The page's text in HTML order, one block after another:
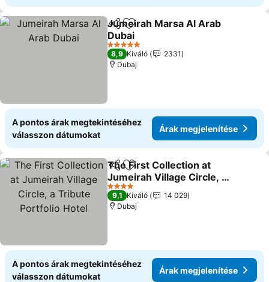
MegosztásHozzáadás a kedvencekhez
Jumeirah Marsa Al Arab
Dubai
Árak megjelenítése
5 Kategória
8,9 Kiváló
2331
Dubaj
A pontos árak megtekintéséhez
válasszon dátumokat
Árak megjelenítése
Megosztás
Hozzáadás a kedvencekhez
The First Collection at
Jumeirah Village Circle, a
Tribute Portfolio Hotel
Árak megjelenítése
4 Kategória
9,1 Kiváló
14 029
Dubaj
A pontos árak megtekintéséhez
válasszon dátumokat
Árak megjelenítése